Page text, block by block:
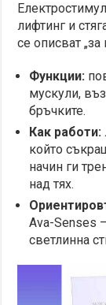
лифтинг и
се описват
Функции:
мускули,
бръчките.
Как работи:
който
начин ги
над тях.
Ava-Senses
светлинна